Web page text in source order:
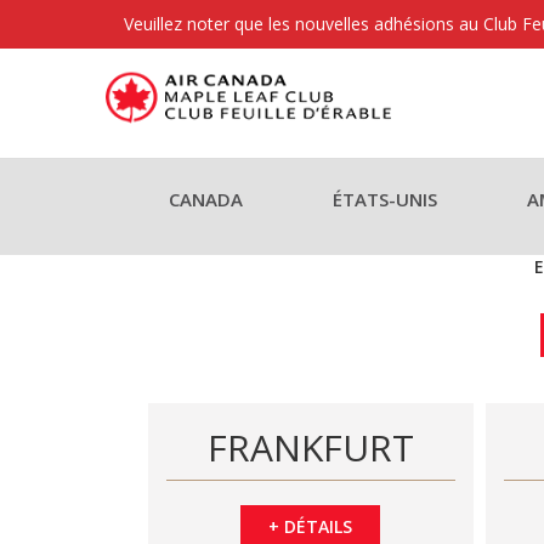
Veuillez noter que les nouvelles adhésions au Club
CANADA ÉTATS-UNIS
FRANKFURT
+ DÉTAILS